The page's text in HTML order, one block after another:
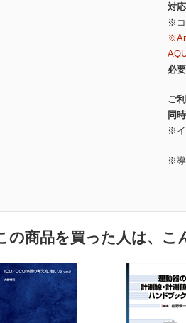
対
※コ
必
ご
同
※イ
※導
の商品を買った人は、こ